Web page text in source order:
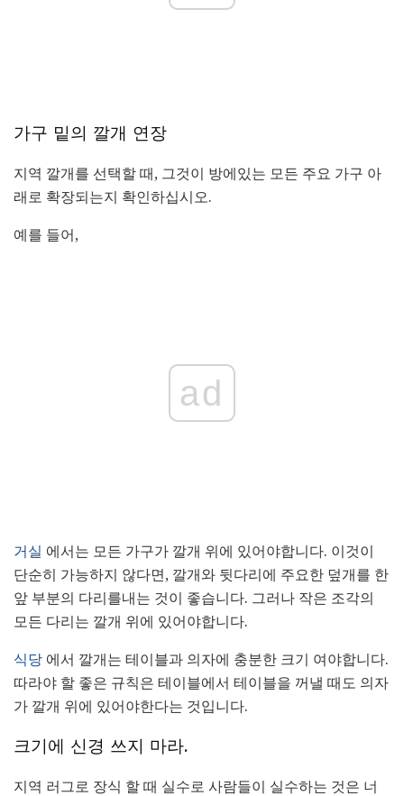
가구 밑의 깔개 연장
지역 깔개를 선택할 때, 그것이 방에있는 모든 주요 가구 아
래로 확장되는지 확인하십시오.
예를 들어,
ad
거실 에서는 모든 가구가 깔개 위에 있어야합니다. 이것이
단순히 가능하지 않다면, 깔개와 뒷다리에 주요한 덮개를 한
앞 부분의 다리를내는 것이 좋습니다. 그러나 작은 조각의
모든 다리는 깔개 위에 있어야합니다.
식당 에서 깔개는 테이블과 의자에 충분한 크기 여야합니다.
따라야 할 좋은 규칙은 테이블에서 테이블을 꺼낼 때도 의자
가 깔개 위에 있어야한다는 것입니다.
크기에 신경 쓰지 마라.
지역 러그로 장식 할 때 실수로 사람들이 실수하는 것은 너